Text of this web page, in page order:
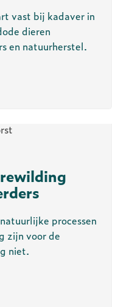
vast bij kadaver in
dieren
en natuurherstel.
processen
zijn voor de
niet.